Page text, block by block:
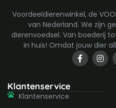
Voordeeldierenwinkel, de
van Nederland. We zijn
dierenvoedsel. Van boederij
in huis! Omdat jouw dier
F
a
c
o
I
n
s
g
Klantenservice
Klantenservice